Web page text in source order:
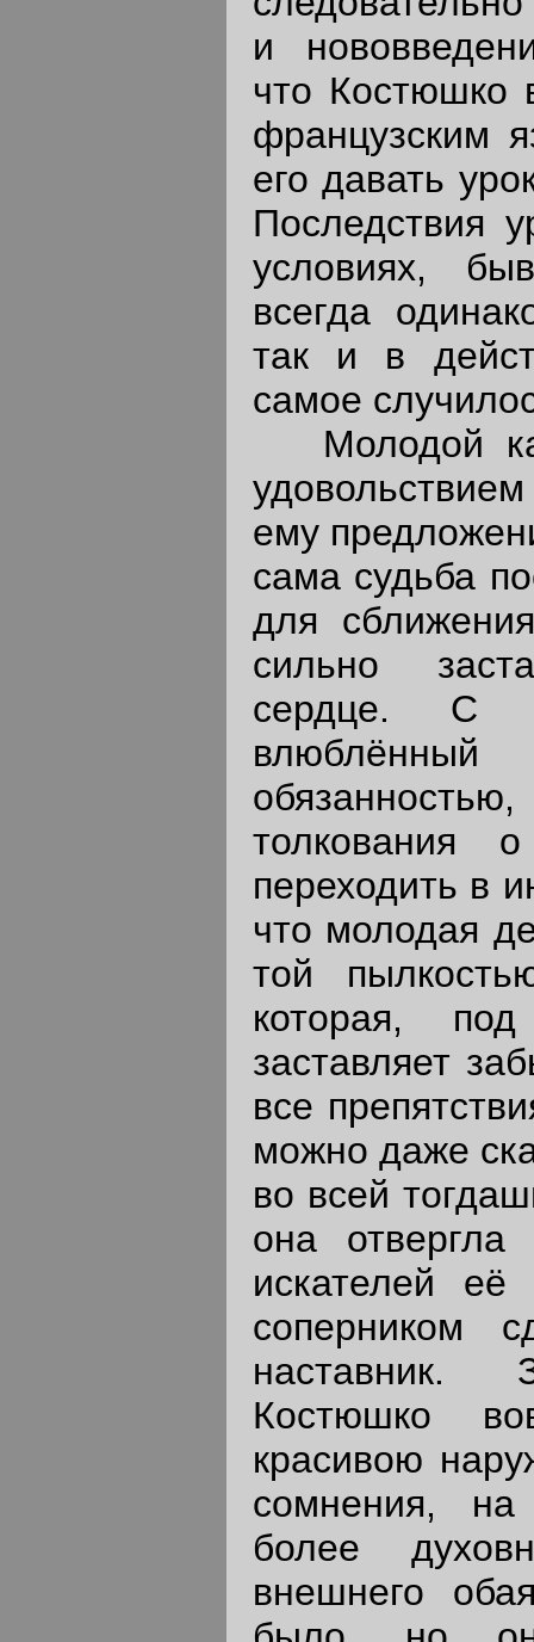
и
что Костюшко
французским
его давать
Последствия
условиях,
всегда
так и в
самое
Молодой
ему
сама судьба
для
сильно
сердце. С
толкования
переходить в
что молодая
той
которая,
заставляет
все
можно даже
во всей
она отвергла
искателей
соперником
наставник.
Костюшко
красивою
сомнения,
более
внешнего